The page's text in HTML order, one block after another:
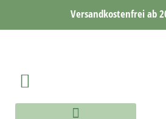
Versandkostenfrei ab